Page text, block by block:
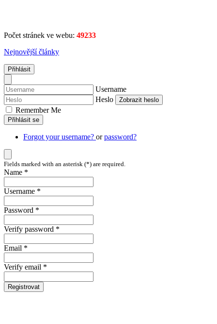
Počet stránek ve webu: 49233
Nejnovější články
Přihlásit
Username
Heslo
Zobrazit heslo
Remember Me
Přihlásit se
Forgot your username? orpassword?
Fields marked with an asterisk (*) are required.
Name *
Username *
Password *
Verify password *
Email *
Verify email *
Registrovat